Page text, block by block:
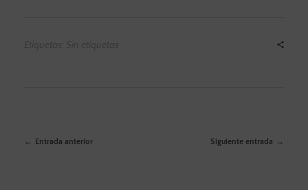
Etiquetas: Sin etiquetas
Entrada anterior Siguiente entrada